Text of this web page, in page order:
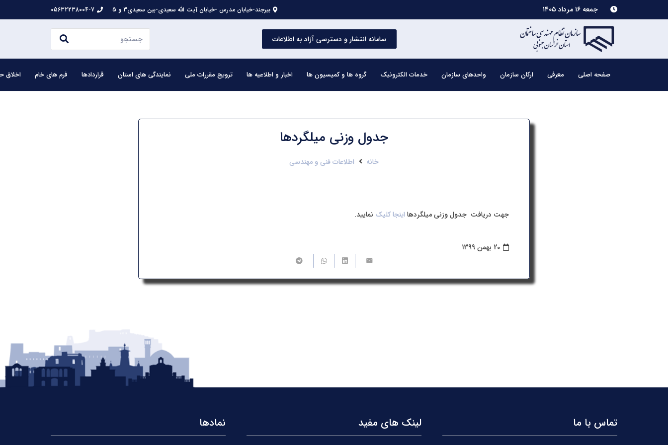
جمعه ۱۶ مرداد ۱۴۰۵ بیرجند-خیابان مدرس -خیابان آیت الله سعیدی-بین سعیدی3 و 5 05632238004-7
سامانه انتشار و دسترسی آزاد به اطلاعات
صفحه اصلی معرفی ارکان سازمان واحدهای سازمان خدمات الکترونیک گروه ها و کمیسیون ها اخبار و اطلاعیه ها ترویج مقررات ملی نمایندگی های استان قراردادها فرم های خام اخلاق
جدول وزنی میلگردها
خانه اطلاعات فنی و مهندسی
جهت دریافت جدول وزنی میلگردهااینجا کلیک نمایید.
20 بهمن 1399
تماس با ما لینک های مفید نمادها